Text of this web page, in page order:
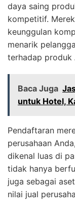
daya saing
kompetitif.
keunggulan
menarik
terhadap produk
Baca Juga
untuk Hotel,
Pendaftaran
perusahaan
dikenal luas di
tidak hanya
juga sebagai
nilai jual